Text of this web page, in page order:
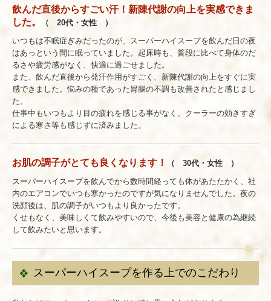
飲んだ直後からすごい汗！新陳代謝の向上を実感できま
した。
（ 20代・女性 ）
いつもは不眠症ぎみだったのが、スーパーハイスープを飲んだ日の夜
はあっという間に眠っていました。起床時も、普段に比べて身体のだ
るさや疲労感がなく、快適に過ごせました。
また、飲んだ直後から発汗作用がすごく、新陳代謝の向上をすぐに実
感できました。悩みの種であった胃腸の不調も改善されたと感じまし
た。
仕事中もいつもより目の疲れを感じる事がなく、クーラーの効きすぎ
による寒さ等も感じずに済みました。
お肌の調子がとても良くなります！
（ 30代・女性 ）
スーパーハイスープを飲んでから数時間経っても体があたたかく、社
内のエアコンでいつも寒かったのですが気になりませんでした。夜の
洗顔後は、肌の調子がいつもより良かったです。
くせもなく、美味しくて飲みやすいので、今後も美容と健康の為継続
して飲みたいと思います。
スーパーハイスープを作る上でのこだわり